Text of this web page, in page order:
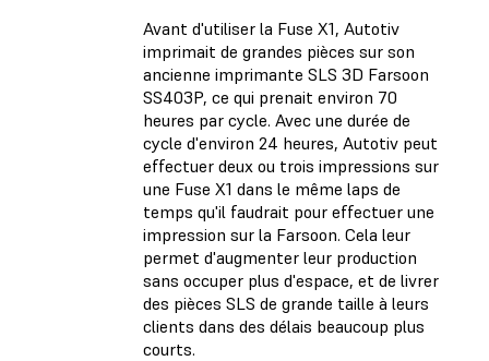
Avant d'utiliser la Fuse X1, Autotiv
imprimait de grandes pièces sur son
ancienne imprimante SLS 3D Farsoon
SS403P, ce qui prenait environ 70
heures par cycle. Avec une durée de
cycle d'environ 24 heures, Autotiv peut
effectuer deux ou trois impressions sur
une Fuse X1 dans le même laps de
temps qu'il faudrait pour effectuer une
impression sur la Farsoon. Cela leur
permet d'augmenter leur production
sans occuper plus d'espace, et de livrer
des pièces SLS de grande taille à leurs
clients dans des délais beaucoup plus
courts.